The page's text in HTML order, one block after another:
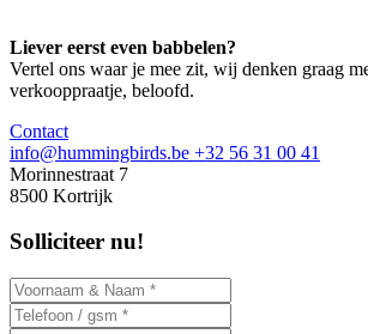
Liever eerst even babbelen?
Vertel ons waar je mee zit, wij denken graag
verkooppraatje, beloofd.
Contact
info@hummingbirds.be +32 56 31 00 41
Morinnestraat 7
8500 Kortrijk
Solliciteer nu!